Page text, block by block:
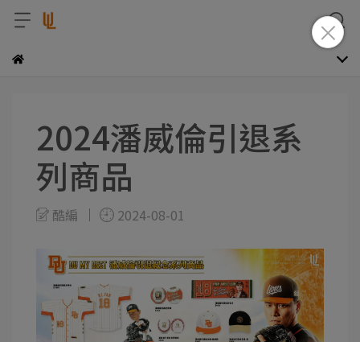
2024潘威倫引退系
列商品
酷編 2024-08-01